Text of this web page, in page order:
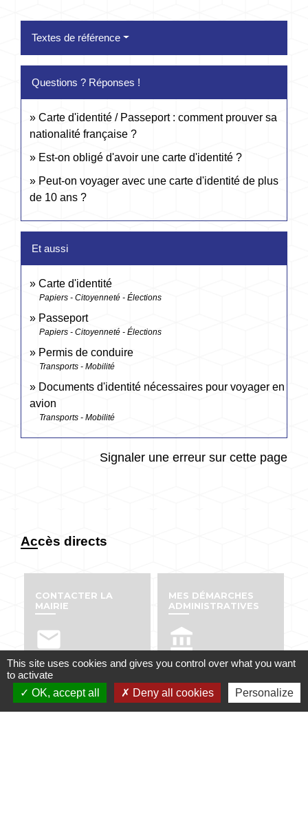
Textes de référence
Questions ? Réponses !
Carte d'identité / Passeport : comment prouver sa
nationalité française ?
Est-on obligé d'avoir une carte d'identité ?
Peut-on voyager avec une carte d'identité de plus
de 10 ans ?
Et aussi
Carte d'identité
Papiers - Citoyenneté - Élections
Passeport
Papiers - Citoyenneté - Élections
Permis de conduire
Transports - Mobilité
Documents d'identité nécessaires pour voyager en
avion
Transports - Mobilité
Signaler une erreur sur cette page
Accès directs
CONTACTER LA
MAIRIE
email
MES DÉMARCHES
ADMINISTRATIVES
account_balance
NUMÉROS UTILES PUBLICATIONS
This site uses cookies and gives you control over what you want
to activate
OK, accept all
Deny all cookies Personalize